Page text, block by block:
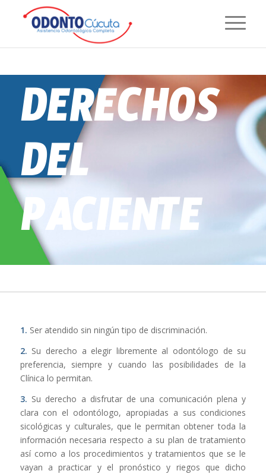
DERECHOS
DEL
PACIENTE
1. Ser atendido sin ningún tipo de discriminación.
2. Su derecho a elegir libremente al odontólogo de su
preferencia, siempre y cuando las posibilidades de la
Clínica lo permitan.
3. Su derecho a disfrutar de una comunicación plena y
clara con el odontólogo, apropiadas a sus condiciones
sicológicas y culturales, que le permitan obtener toda la
información necesaria respecto a su plan de tratamiento
así como a los procedimientos y tratamientos que se le
vayan a practicar y el pronóstico y riegos que dicho